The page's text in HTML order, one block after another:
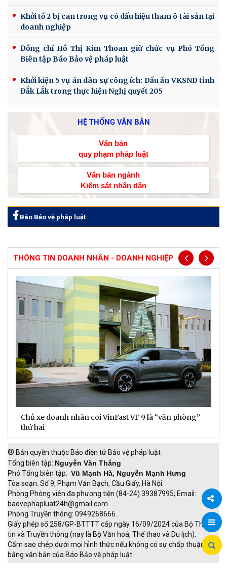
Chia
Khởi tố 2 bị can trong vụ có dấu hiệu tham ô tài sản tại
doanh nghiệp
Đồng chí Hồ Thị Kim Thoan giữ chức vụ Phó Tổng
Biên tập Báo Bảo vệ pháp luật
Khởi kiện 5 vụ án dân sự công ích: Dấu ấn VKSND tỉnh
Đắk Lắk trong thực hiện Nghị quyết 205
HỆ THỐNG VĂN BẢN
Văn bản
quy phạm pháp luật
Văn bản ngành
Kiểm sát nhân dân
Báo Bảo vệ pháp luật
THÔNG TIN DOANH NHÂN - DOANH NGHIỆP
TTC Energy được vinh danh Top 50 Nhãn hiệu Nổi
tiếng Việt Nam 2026
® Bản quyền thuộc Báo điện tử Bảo vệ pháp luật
Tổng biên tập: Nguyễn Văn Thắng
Phó Tổng biên tập: Vũ Mạnh Hà, Nguyễn Mạnh Hưng
Tòa soạn: Số 9, Phạm Văn Bạch, Cầu Giấy, Hà Nội.
Phòng Phóng viên đa phương tiện (84-24) 39387995; Email:
baovephapluat24h@gmail.com
Phòng Truyền thông: 0949268666.
Giấy phép số 258/GP-BTTTT cấp ngày 16/09/2024 của Bộ Thông
tin và Truyền thông (nay là Bộ Văn hoá, Thể thao và Du lịch).
Cấm sao chép dưới mọi hình thức nếu không có sự chấp thuận
bằng văn bản của Báo Bảo vệ pháp luật.